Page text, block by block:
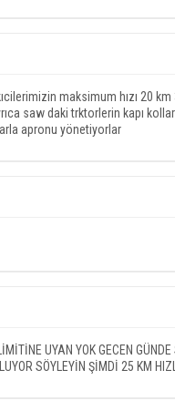
maksimum hızı 20
saw daki trktorlerin kapı
apronu yönetiyorlar
UYAN YOK GECEN
SÖYLEYİN ŞİMDİ 25 KM